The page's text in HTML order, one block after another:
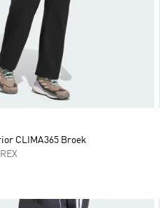
CLIMA365 Broek